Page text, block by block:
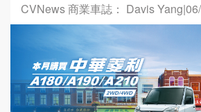
CVNews 商業車誌： Davis Yang